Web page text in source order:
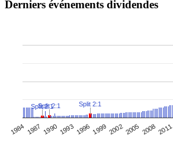
Derniers événements dividendes
1984 1987 1990 1993 1996 1999 20022005 20082011
Split 2:1
Split 2:1 Split 2:1